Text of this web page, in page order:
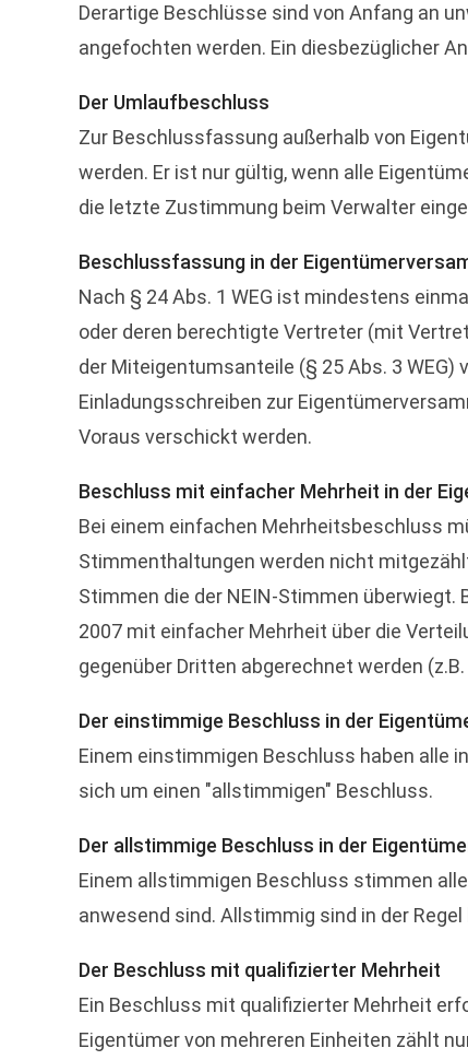
Derartige Beschlüsse sind von Anfang an
angefochten werden. Ein diesbezüglicher
Der Umlaufbeschluss
Zur Beschlussfassung außerhalb von
werden. Er ist nur gültig, wenn alle
die letzte Zustimmung beim Verwalter
Beschlussfassung in der
Nach § 24 Abs. 1 WEG ist mindestens
oder deren berechtigte Vertreter (mit
der Miteigentumsanteile (§ 25 Abs. 3
Einladungsschreiben zur
Voraus verschickt werden.
Beschluss mit einfacher Mehrheit in der
Bei einem einfachen Mehrheitsbeschluss
Stimmenthaltungen werden nicht
Stimmen die der NEIN-Stimmen
2007 mit einfacher Mehrheit über die
gegenüber Dritten abgerechnet werden
Der einstimmige Beschluss in der
Einem einstimmigen Beschluss haben alle
sich um einen "allstimmigen" Beschluss.
Der allstimmige Beschluss in der
Einem allstimmigen Beschluss stimmen
anwesend sind. Allstimmig sind in der
Der Beschluss mit qualifizierter Mehrheit
Ein Beschluss mit qualifizierter Mehrheit
Eigentümer von mehreren Einheiten zählt